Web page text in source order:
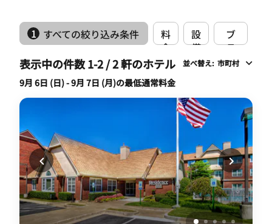
1 すべての絞り込み条件
料
金
設
備
ブ
ラ
ン
表示中の件数 1-2 / 2 軒のホテル 並べ替え: 市町村
9月 6日 (日) - 9月 7日 (月)の最低通常料金